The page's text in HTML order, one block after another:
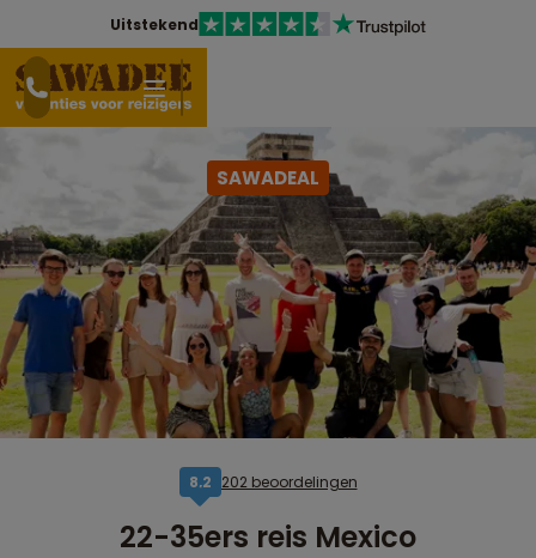
Uitstekend
SAWADEAL
8,2 202 beoordelingen
22-35ers reis Mexico